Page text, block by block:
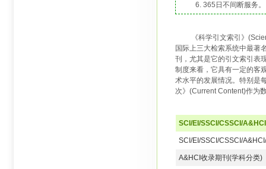
6. 365日不间断服
《科学引文索引》
国际上三大检索系统中最著
刊，尤其是它的引文索引表
制度来看，它具有一定的客
术水平的发展情况。特别是
次》(Current Content)作为
SCI/EI/SSCI/CSSCI/
SCI/EI/SSCI/CSSCI/
A&HCI收录期刊(学科分类)